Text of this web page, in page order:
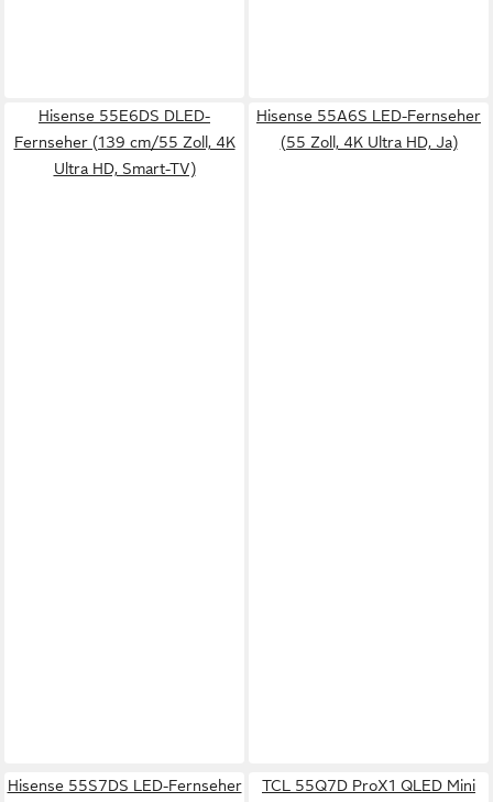
Hisense 55E6DS DLED-
Fernseher (139 cm/55 Zoll, 4K
Ultra HD, Smart-TV)
Hisense 55A6S LED-Fernseher
(55 Zoll, 4K Ultra HD, Ja)
Hisense 55S7DS LED-Fernseher
TCL 55Q7D ProX1 QLED Mini